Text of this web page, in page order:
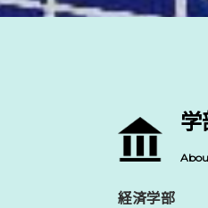
学
経済学部